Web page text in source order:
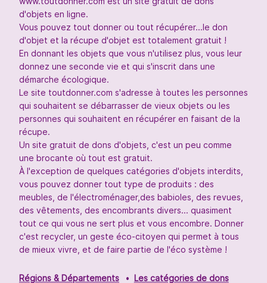
d'objets en ligne.
Vous pouvez tout donner ou tout récupérer...le don
d'objet et la récupe d'objet est totalement gratuit !
En donnant les objets que vous n'utilisez plus, vous leur
donnez une seconde vie et qui s'inscrit dans une
démarche écologique.
Le site toutdonner.com s'adresse à toutes les personnes
qui souhaitent se débarrasser de vieux objets ou les
personnes qui souhaitent en récupérer en faisant de la
récupe.
Un site gratuit de dons d'objets, c'est un peu comme
une brocante où tout est gratuit.
À l'exception de quelques catégories d'objets interdits,
vous pouvez donner tout type de produits : des
meubles, de l'électroménager,des babioles, des revues,
des vêtements, des encombrants divers... quasiment
tout ce qui vous ne sert plus et vous encombre. Donner
c'est recycler, un geste éco-citoyen qui permet à tous
de mieux vivre, et de faire partie de l'éco système !
Régions & Départements Les catégories de dons